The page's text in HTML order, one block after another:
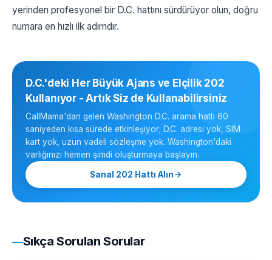
yerinden profesyonel bir D.C. hattını sürdürüyor olun, doğru
numara en hızlı ilk adımdır.
D.C.'deki Her Büyük Ajans ve Elçilik 202
Kullanıyor - Artık Siz de Kullanabilirsiniz
CallMama'dan gelen Washington D.C. arama hattı 60
saniyeden kısa sürede etkinleşiyor; D.C. adresi yok, SIM
kart yok, uzun vadeli sözleşme yok. Washington'daki
varlığınızı hemen şimdi oluşturmaya başlayın.
Sanal 202 Hattı Alın
Sıkça Sorulan Sorular